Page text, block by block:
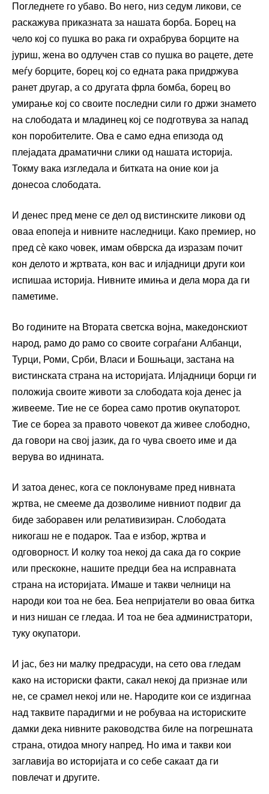
Погледнете го убаво. Во него, низ седум ликови, се
раскажува приказната за нашата борба. Борец на
чело кој со пушка во рака ги охрабрува борците на
јуриш, жена во одлучен став со пушка во рацете, дете
меѓу борците, борец кој со едната рака придржува
ранет другар, а со другата фрла бомба, борец во
умирање кој со своите последни сили го држи знамето
на слободата и младинец кој се подготвува за напад
кон поробителите. Ова е само една епизода од
плејадата драматични слики од нашата историја.
Токму вака изгледала и битката на оние кои ја
донесоа слободата.
И денес пред мене се дел од вистинските ликови од
оваа епопеја и нивните наследници. Како премиер, но
пред сè како човек, имам обврска да изразам почит
кон делото и жртвата, кон вас и илјадници други кои
испишаа историја. Нивните имиња и дела мора да ги
паметиме.
Во годините на Втората светска војна, македонскиот
народ, рамо до рамо со своите сограѓани Албанци,
Турци, Роми, Срби, Власи и Бошњаци, застана на
вистинската страна на историјата. Илјадници борци ги
положија своите животи за слободата која денес ја
живееме. Тие не се бореа само против окупаторот.
Тие се бореа за правото човекот да живее слободно,
да говори на свој јазик, да го чува своето име и да
верува во иднината.
И затоа денес, кога се поклонуваме пред нивната
жртва, не смееме да дозволиме нивниот подвиг да
биде заборавен или релативизиран. Слободата
никогаш не е подарок. Таа е избор, жртва и
одговорност. И колку тоа некој да сака да го сокрие
или прескокне, нашите предци беа на исправната
страна на историјата. Имаше и такви челници на
народи кои тоа не беа. Беа непријатели во оваа битка
и низ нишан се гледаа. И тоа не беа администратори,
туку окупатори.
И јас, без ни малку предрасуди, на сето ова гледам
како на историски факти, сакал некој да признае или
не, се срамел некој или не. Народите кои се издигнаа
над таквите парадигми и не робуваа на историските
дамки дека нивните раководства биле на погрешната
страна, отидоа многу напред. Но има и такви кои
заглавија во историјата и со себе сакаат да ги
повлечат и другите.